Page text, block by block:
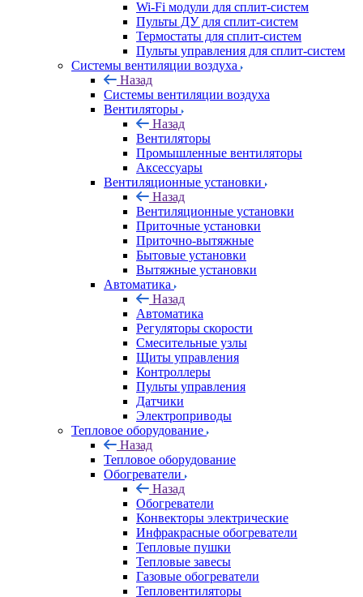
Wi-Fi модули для сплит-систем
Пульты ДУ для сплит-систем
Термостаты для сплит-систем
Пульты управления для сплит-систем
Системы вентиляции воздуха
Назад
Системы вентиляции воздуха
Вентиляторы
Назад
Вентиляторы
Промышленные вентиляторы
Аксессуары
Вентиляционные установки
Назад
Вентиляционные установки
Приточные установки
Приточно-вытяжные
Бытовые установки
Вытяжные установки
Автоматика
Назад
Автоматика
Регуляторы скорости
Смесительные узлы
Щиты управления
Контроллеры
Пульты управления
Датчики
Электроприводы
Тепловое оборудование
Назад
Тепловое оборудование
Обогреватели
Назад
Обогреватели
Конвекторы электрические
Инфракрасные обогреватели
Тепловые пушки
Тепловые завесы
Газовые обогреватели
Тепловентиляторы